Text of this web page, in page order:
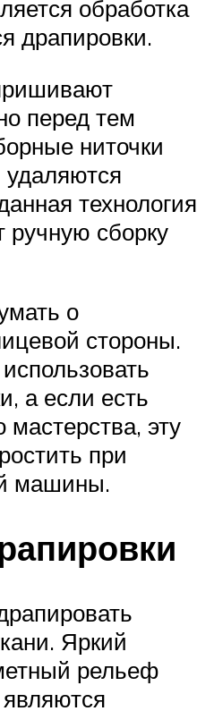
обработка
драпировки.
перед тем
ниточки
технология
ручную сборку
о
стороны.
а если есть
эту
при
машины.
Яркий
рельеф